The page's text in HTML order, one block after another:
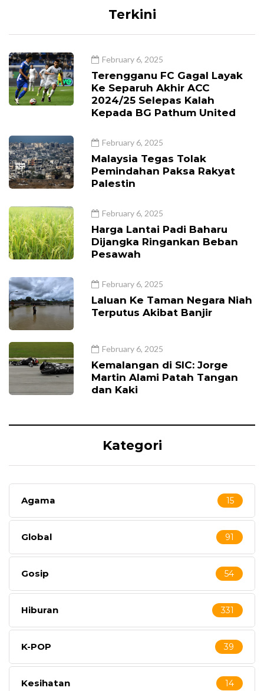
Terkini
February 6, 2025
Terengganu FC Gagal Layak
Ke Separuh Akhir ACC
2024/25 Selepas Kalah
Kepada BG Pathum United
February 6, 2025
Malaysia Tegas Tolak
Pemindahan Paksa Rakyat
Palestin
February 6, 2025
Harga Lantai Padi Baharu
Dijangka Ringankan Beban
Pesawah
February 6, 2025
Laluan Ke Taman Negara Niah
Terputus Akibat Banjir
February 6, 2025
Kemalangan di SIC: Jorge
Martin Alami Patah Tangan
dan Kaki
Kategori
Agama 15
Global 91
Gosip 54
Hiburan 331
K-POP 39
Kesihatan 14